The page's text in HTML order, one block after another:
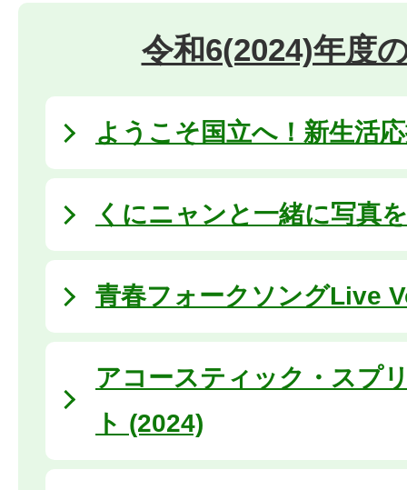
令和6(2024)年度
ようこそ国立へ！新生活
くにニャンと一緒に写真
⻘春フォークソングLive
アコースティック・スプ
ト (2024)